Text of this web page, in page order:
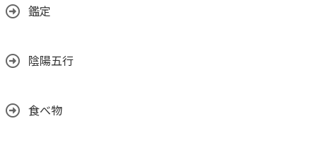
鑑定
陰陽五行
食べ物